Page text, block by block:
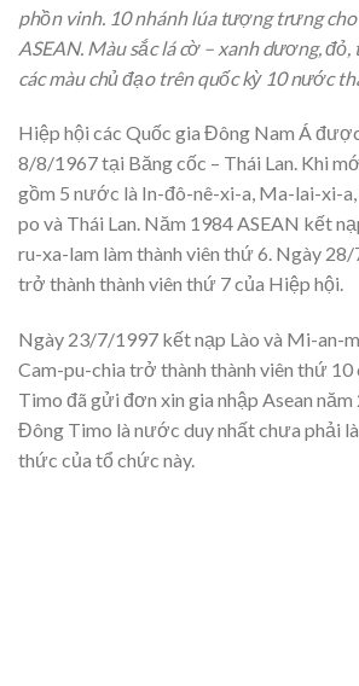
phồn vinh. 10 nhánh lúa tượng trưng
ASEAN. Màu sắc lá cờ – xanh dương,
các màu chủ đạo trên quốc kỳ 10 nước
Hiệp hội các Quốc gia Đông Nam Á
8/8/1967 tại Băng cốc – Thái Lan. Khi
gồm 5 nước là In-đô-nê-xi-a, Ma-lai-xi-
po và Thái Lan. Năm 1984 ASEAN kết
ru-xa-lam làm thành viên thứ 6. Ngày
trở thành thành viên thứ 7 của Hiệp hội.
Ngày 23/7/1997 kết nạp Lào và Mi-an-
Cam-pu-chia trở thành thành viên thứ 10
Timo đã gửi đơn xin gia nhập Asean năm
Đông Timo là nước duy nhất chưa phải là
thức của tổ chức này.